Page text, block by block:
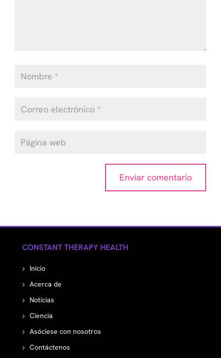
CONSTANT THERAPY HEALTH
Inicio
Acerca de
Noticias
Ciencia
Asóciese con nosotros
Contáctenos